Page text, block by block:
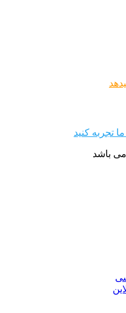
تجربه کنید
باشد